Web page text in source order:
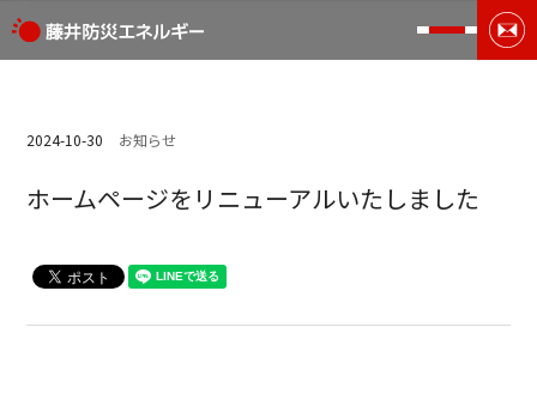
2024-10-30 お知らせ
ホームページをリニューアルいたしました